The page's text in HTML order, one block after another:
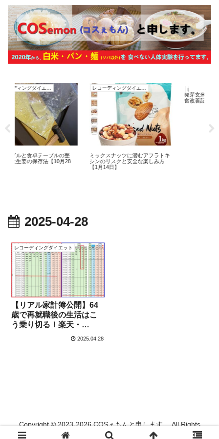
ブルの整
【10月28
レコーディングダイエット
ミックスナッツに潜むアフラトキ
シンのリスクと安全な楽しみ方
レコーディングダイエット
発芽玄米で体重管理！離職後の
食改善記録【10月31日】
2025-04-28
レコーディングダイエット
【リアル家計簿公開】64
歳で再就職後の生活はこ
う乗り切る！楽天・
Amazon節約術【4月28
2025.04.28
Copyright © 2023-2026 COSぇもんと申します。 All Rights
Reserved.